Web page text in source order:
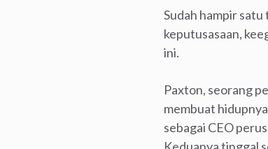
Sudah hampir
keputusasaan,
ini.
Paxton, seorang
membuat
sebagai CEO